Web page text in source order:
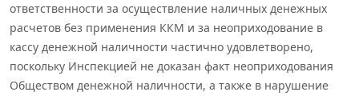
ответственности за осуществление наличных денежных
расчетов без применения ККМ и за неоприходование в
кассу денежной наличности частично удовлетворено,
поскольку Инспекцией не доказан факт неоприходования
Обществом денежной наличности, а также в нарушение